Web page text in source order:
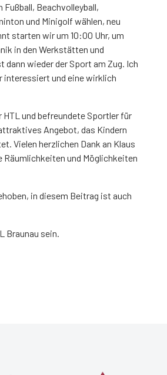
Beachvolleyball,
und Minigolf wählen, neu
starten wir um 10:00 Uhr, um
in den Werkstätten und
dann wieder der Sport am Zug. Ich
interessiert und eine wirklich
HTL und befreundete Sportler für
Angebot, das Kindern
Vielen herzlichen Dank an Klaus
Räumlichkeiten und Möglichkeiten
in diesem Beitrag ist auch
Braunau sein.